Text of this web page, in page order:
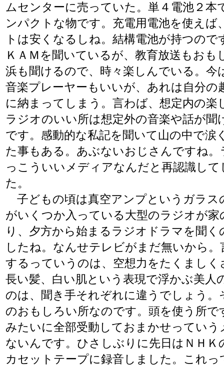
ムセンターに売っていた。単４電池２本
ンパクトな物です。充電用電池を使えば
トは安くなるしね。結構電池が持つので
ＫＡＭを聞いているが、教育放送もおも
浜も聞けるので、時々楽しんでいる。今
音楽プレーヤーもいいが、あれは自分の
に納まってしまう。言わば、想定内の楽
ラジオのいい所は想定外の音楽や話が聞
です。感動的な私記を聞いて山の中で涙
た事もある。あぶないおじさんですね
っこういいメディアなんだと再認識し
た。
子どもの頃は真空アンプというガラス
がいくつか入っている大型のラジオが家
り、夕方から始まるラジオドラマを聞く
したね。なんせテレビがまだ無いから。
するっていうのは、空想力をたくましく
長い髪、白い肌という表現で浮かぶ美人
のは、聞き手それぞれに違うでしょう。
のおもしろい所なのです。頭を使う所で
みたいに全部受動しておまかせってい
ないんです。ひさしぶりに先日はＮＨＫ
カセットテープに録音しました。これっ